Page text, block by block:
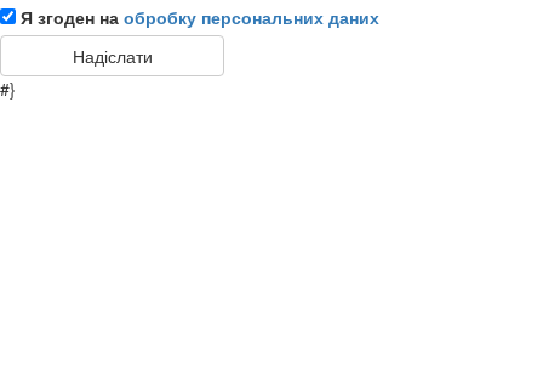
Я згоден на обробку персональних даних
#}